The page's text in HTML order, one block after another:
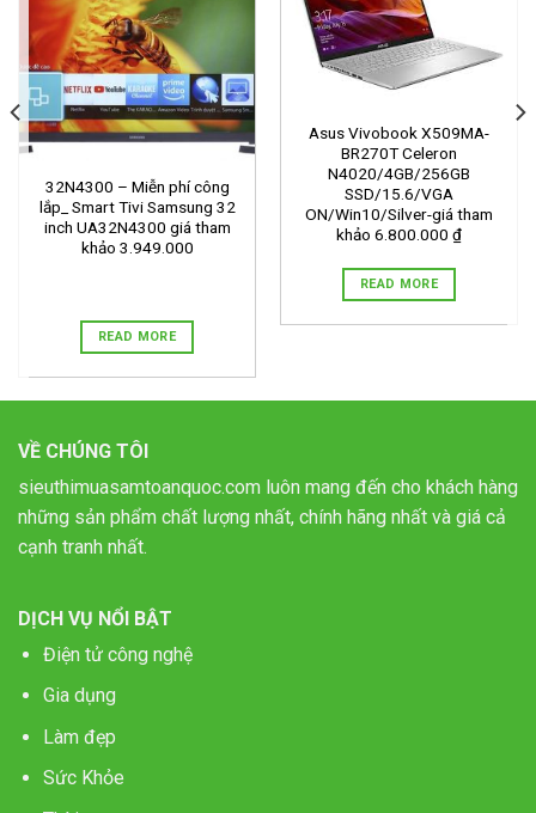
32N4300 – Miễn phí công
lắp_ Smart Tivi Samsung 32
inch UA32N4300 giá tham
khảo 3.949.000
READ MORE
Asus Vivobook X509MA-
BR270T Celeron
N4020/4GB/256GB
SSD/15.6/VGA
ON/Win10/Silver-giá tham
khảo 6.800.000 ₫
READ MORE
VỀ CHÚNG TÔI
sieuthimuasamtoanquoc.com luôn mang đến cho khách hàng
những sản phẩm chất lượng nhất, chính hãng nhất và giá cả
cạnh tranh nhất.
DỊCH VỤ NỔI BẬT
Điện tử công nghệ
Gia dụng
Làm đẹp
Sức Khỏe